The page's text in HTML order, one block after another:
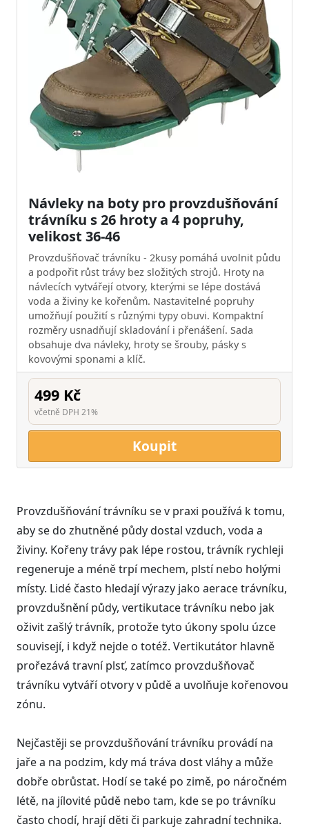
Návleky na boty pro provzdušňování
trávníku s 26 hroty a 4 popruhy,
velikost 36-46
Provzdušňovač trávníku - 2kusy pomáhá uvolnit půdu
a podpořit růst trávy bez složitých strojů. Hroty na
návlecích vytvářejí otvory, kterými se lépe dostává
voda a živiny ke kořenům. Nastavitelné popruhy
umožňují použití s různými typy obuvi. Kompaktní
rozměry usnadňují skladování i přenášení. Sada
obsahuje dva návleky, hroty se šrouby, pásky s
kovovými sponami a klíč.
499 Kč
včetně DPH 21%
Koupit
Provzdušňování trávníku se v praxi používá k tomu,
aby se do zhutněné půdy dostal vzduch, voda a
živiny. Kořeny trávy pak lépe rostou, trávník rychleji
regeneruje a méně trpí mechem, plstí nebo holými
místy. Lidé často hledají výrazy jako aerace trávníku,
provzdušnění půdy, vertikutace trávníku nebo jak
oživit zašlý trávník, protože tyto úkony spolu úzce
souvisejí, i když nejde o totéž. Vertikutátor hlavně
prořezává travní plsť, zatímco provzdušňovač
trávníku vytváří otvory v půdě a uvolňuje kořenovou
zónu.
Nejčastěji se provzdušňování trávníku provádí na
jaře a na podzim, kdy má tráva dost vláhy a může
dobře obrůstat. Hodí se také po zimě, po náročném
létě, na jílovité půdě nebo tam, kde se po trávníku
často chodí, hrají děti či parkuje zahradní technika.